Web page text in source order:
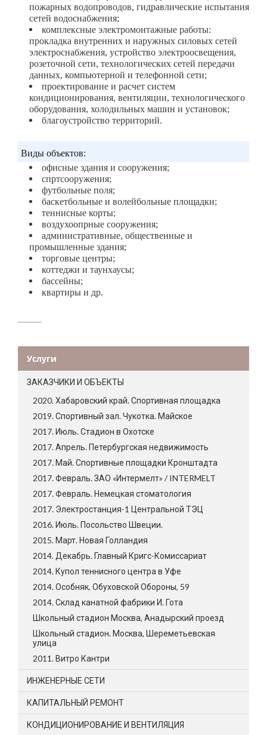
пожарных водопроводов, гидравлические испытания
сетей водоснабжения;
комплексные электромонтажные работы:
прокладка внутренних и наружных силовых сетей
электроснабжения, устройство электроосвещения,
розеточной сети, технологических сетей передачи
данных, компьютерной и телефонной сети;
проектирование и расчет систем
кондиционирования, вентиляции, технологического
оборудования, холодильных машин и установок;
благоустройство территорий.
Виды объектов:
офисные здания и сооружения;
спртсооружения;
футбольные поля;
баскетбольные и волейбольные площадки;
теннисные корты;
воздухоопрные сооружения;
административные, общественные и
промышленные здания;
торговые центры;
коттеджи и таунхаусы;
бассейны;
квартиры и др.
Услуги
ЗАКАЗЧИКИ И ОБЪЕКТЫ
2020. Хабаровский край. Спортивная площадка
2019. Спортивный зал. Чукотка. Майское
2017. Июль. Стадион в Охотске
2017. Апрель. Петербургская недвижимость
2017. Май. Спортивные площадки Кронштадта
2017. Февраль. ЗАО «Интермелт» / INTERMELT
2017. Февраль. Немецкая стоматология
2017. Электростанция-1 Центральной ТЭЦ
2016. Июль. Посольство Швеции.
2015. Март. Новая Голландия
2014. Декабрь. Главный Кригс-Комиссариат
2014. Купол теннисного центра в Уфе
2014. Особняк, Обуховской Обороны, 59
2014. Склад канатной фабрики И. Гота
Школьный стадион Москва, Анадырский проезд
Школьный стадион. Москва, Шереметьевская
улица
2011. Витро Кантри
ИНЖЕНЕРНЫЕ СЕТИ
КАПИТАЛЬНЫЙ РЕМОНТ
КОНДИЦИОНИРОВАНИЕ И ВЕНТИЛЯЦИЯ